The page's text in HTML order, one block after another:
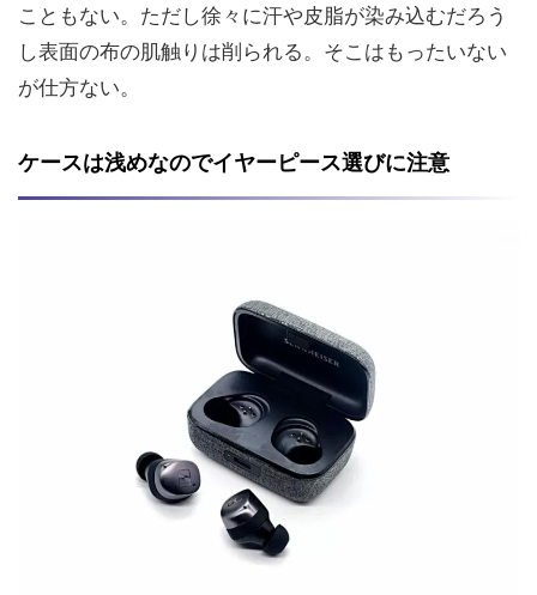
こともない。ただし徐々に汗や皮脂が染み込むだろう
し表面の布の肌触りは削られる。そこはもったいない
が仕方ない。
ケースは浅めなのでイヤーピース選びに注意